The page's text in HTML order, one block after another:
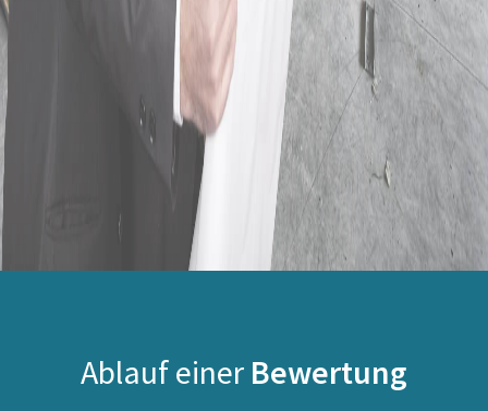
Ablauf einer Bewertung